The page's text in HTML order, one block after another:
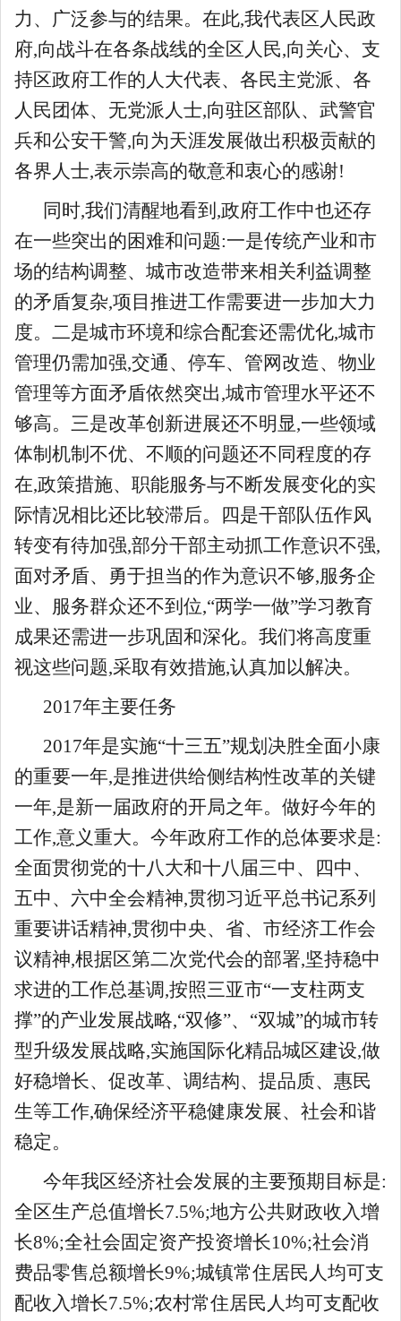
力、广泛参与的结果。在此,我代表区人民政
府,向战斗在各条战线的全区人民,向关心、支
持区政府工作的人大代表、各民主党派、各
人民团体、无党派人士,向驻区部队、武警官
兵和公安干警,向为天涯发展做出积极贡献的
各界人士,表示崇高的敬意和衷心的感谢!
同时,我们清醒地看到,政府工作中也还存
在一些突出的困难和问题:一是传统产业和市
场的结构调整、城市改造带来相关利益调整
的矛盾复杂,项目推进工作需要进一步加大力
度。二是城市环境和综合配套还需优化,城市
管理仍需加强,交通、停车、管网改造、物业
管理等方面矛盾依然突出,城市管理水平还不
够高。三是改革创新进展还不明显,一些领域
体制机制不优、不顺的问题还不同程度的存
在,政策措施、职能服务与不断发展变化的实
际情况相比还比较滞后。四是干部队伍作风
转变有待加强,部分干部主动抓工作意识不强,
面对矛盾、勇于担当的作为意识不够,服务企
业、服务群众还不到位,“两学一做”学习教育
成果还需进一步巩固和深化。我们将高度重
视这些问题,采取有效措施,认真加以解决。
2017年主要任务
2017年是实施“十三五”规划决胜全面小康
的重要一年,是推进供给侧结构性改革的关键
一年,是新一届政府的开局之年。做好今年的
工作,意义重大。今年政府工作的总体要求是:
全面贯彻党的十八大和十八届三中、四中、
五中、六中全会精神,贯彻习近平总书记系列
重要讲话精神,贯彻中央、省、市经济工作会
议精神,根据区第二次党代会的部署,坚持稳中
求进的工作总基调,按照三亚市“一支柱两支
撑”的产业发展战略,“双修”、“双城”的城市转
型升级发展战略,实施国际化精品城区建设,做
好稳增长、促改革、调结构、提品质、惠民
生等工作,确保经济平稳健康发展、社会和谐
稳定。
今年我区经济社会发展的主要预期目标是:
全区生产总值增长7.5%;地方公共财政收入增
长8%;全社会固定资产投资增长10%;社会消
费品零售总额增长9%;城镇常住居民人均可支
配收入增长7.5%;农村常住居民人均可支配收